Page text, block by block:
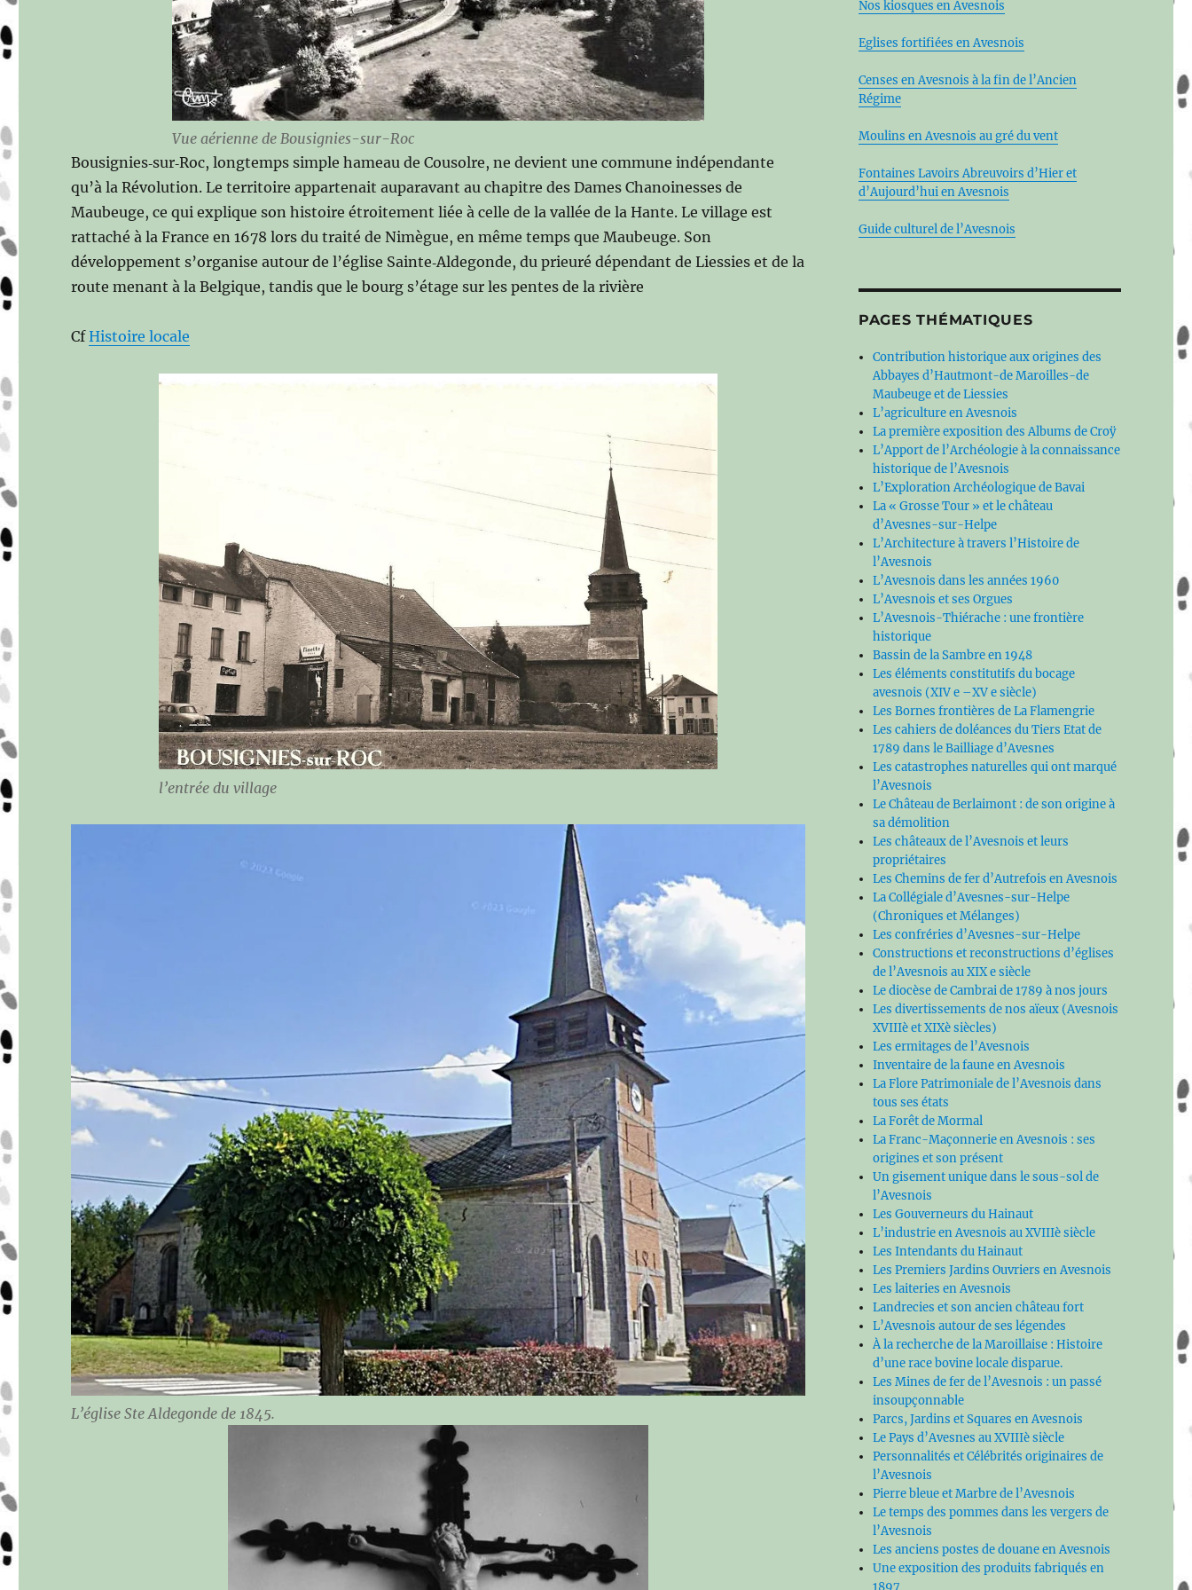
Vue aérienne de Bousignies-sur-Roc
Bousignies‑sur‑Roc, longtemps simple hameau de Cousolre, ne devient une commune indépendante
qu’à la Révolution. Le territoire appartenait auparavant au chapitre des Dames Chanoinesses de
Maubeuge, ce qui explique son histoire étroitement liée à celle de la vallée de la Hante. Le village est
rattaché à la France en 1678 lors du traité de Nimègue, en même temps que Maubeuge. Son
développement s’organise autour de l’église Sainte‑Aldegonde, du prieuré dépendant de Liessies et de la
route menant à la Belgique, tandis que le bourg s’étage sur les pentes de la rivière
CfHistoire locale
l’entrée du village
L’église Ste Aldegonde de 1845.
Nos kiosques en Avesnois
Eglises fortifiées en Avesnois
Censes en Avesnois à la fin de l’Ancien
Régime
Moulins en Avesnois au gré du vent
Fontaines Lavoirs Abreuvoirs d’Hier et
d’Aujourd’hui en Avesnois
Guide culturel de l’Avesnois
PAGES THÉMATIQUES
Contribution historique aux origines des
Abbayes d’Hautmont-de Maroilles-de
Maubeuge et de Liessies
L’agriculture en Avesnois
La première exposition des Albums de Croÿ
L’Apport de l’Archéologie à la connaissance
historique de l’Avesnois
L’Exploration Archéologique de Bavai
La « Grosse Tour » et le château
d’Avesnes-sur-Helpe
L’Architecture à travers l’Histoire de
l’Avesnois
L’Avesnois dans les années 1960
L’Avesnois et ses Orgues
L’Avesnois-Thiérache : une frontière
historique
Bassin de la Sambre en 1948
Les éléments constitutifs du bocage
avesnois (XIV e –XV e siècle)
Les Bornes frontières de La Flamengrie
Les cahiers de doléances du Tiers Etat de
1789 dans le Bailliage d’Avesnes
Les catastrophes naturelles qui ont marqué
l’Avesnois
Le Château de Berlaimont : de son origine à
sa démolition
Les châteaux de l’Avesnois et leurs
propriétaires
Les Chemins de fer d’Autrefois en Avesnois
La Collégiale d’Avesnes-sur-Helpe
(Chroniques et Mélanges)
Les confréries d’Avesnes-sur-Helpe
Constructions et reconstructions d’églises
de l’Avesnois au XIX e siècle
Le diocèse de Cambrai de 1789 à nos jours
Les divertissements de nos aïeux (Avesnois
XVIIIè et XIXè siècles)
Les ermitages de l’Avesnois
Inventaire de la faune en Avesnois
La Flore Patrimoniale de l’Avesnois dans
tous ses états
La Forêt de Mormal
La Franc-Maçonnerie en Avesnois : ses
origines et son présent
Un gisement unique dans le sous-sol de
l’Avesnois
Les Gouverneurs du Hainaut
L’industrie en Avesnois au XVIIIè siècle
Les Intendants du Hainaut
Les Premiers Jardins Ouvriers en Avesnois
Les laiteries en Avesnois
Landrecies et son ancien château fort
L’Avesnois autour de ses légendes
À la recherche de la Maroillaise : Histoire
d’une race bovine locale disparue.
Les Mines de fer de l’Avesnois : un passé
insoupçonnable
Parcs, Jardins et Squares en Avesnois
Le Pays d’Avesnes au XVIIIè siècle
Personnalités et Célébrités originaires de
l’Avesnois
Pierre bleue et Marbre de l’Avesnois
Le temps des pommes dans les vergers de
l’Avesnois
Les anciens postes de douane en Avesnois
Une exposition des produits fabriqués en
1897